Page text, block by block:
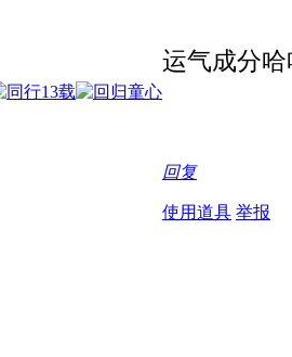
运气成分
回复
使用道具 举报